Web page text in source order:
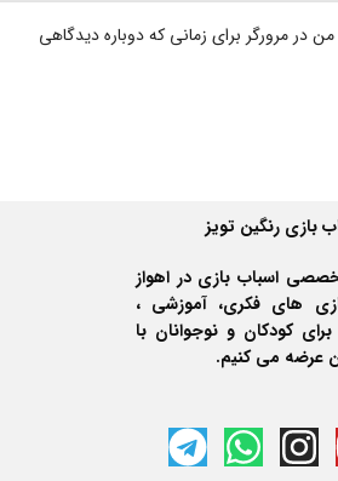
در مرورگر برای زمانی که دوباره دیدگاهی
بازی رنگین تویز
اسباب بازی در اهواز
های فکری، آموزشی ،
کودکان و نوجوانان با
عرضه می کنیم.